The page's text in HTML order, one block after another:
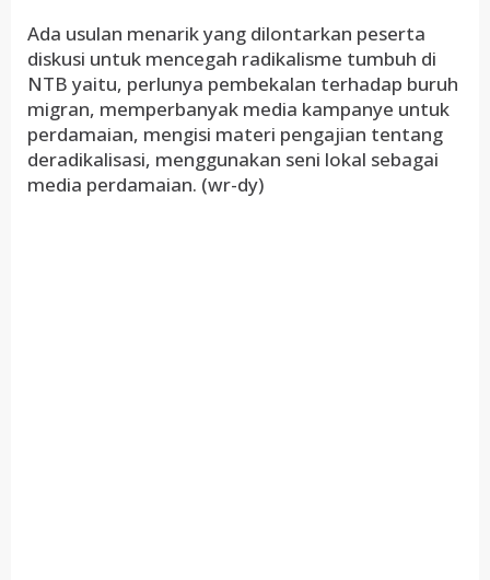
Ada usulan menarik yang dilontarkan peserta
diskusi untuk mencegah radikalisme tumbuh di
NTB yaitu, perlunya pembekalan terhadap buruh
migran, memperbanyak media kampanye untuk
perdamaian, mengisi materi pengajian tentang
deradikalisasi, menggunakan seni lokal sebagai
media perdamaian. (wr-dy)